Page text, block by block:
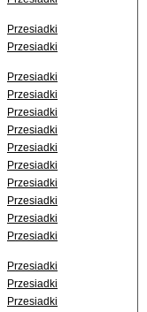
Przesiadki
Przesiadki
Przesiadki
Przesiadki
Przesiadki
Przesiadki
Przesiadki
Przesiadki
Przesiadki
Przesiadki
Przesiadki
Przesiadki
Przesiadki
Przesiadki
Przesiadki